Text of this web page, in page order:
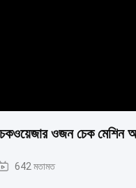
চেকওয়েজার ওজন চেক
642 মতামত